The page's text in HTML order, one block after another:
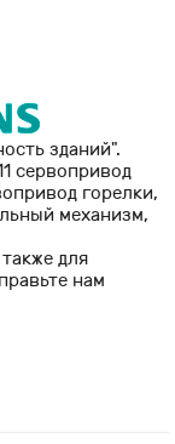
зданий".
сервопривод
горелки,
механизм,
для
нам